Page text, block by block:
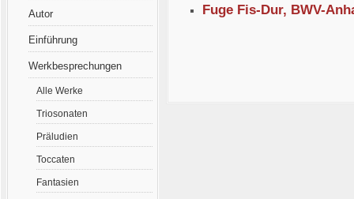
Autor
Einführung
Werkbesprechungen
Alle Werke
Triosonaten
Präludien
Toccaten
Fantasien
Fuge Fis-Dur, BWV-